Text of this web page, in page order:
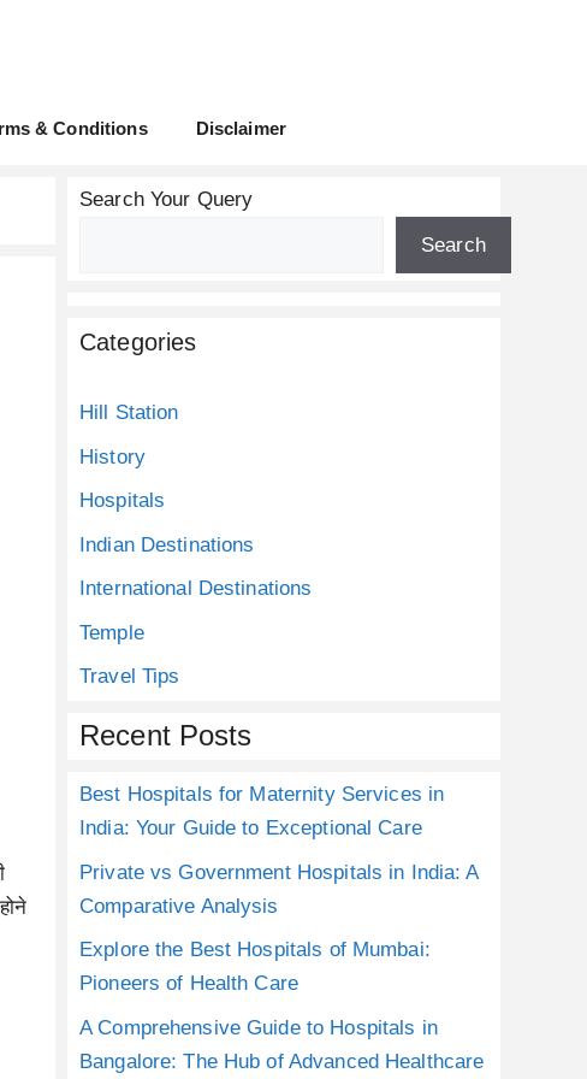
& Conditions Disclaimer
Search Your Query
Search
Categories
Hill Station
History
Hospitals
Indian Destinations
International Destinations
Temple
Travel Tips
Recent Posts
Best Hospitals for Maternity Services in
India: Your Guide to Exceptional Care
Private vs Government Hospitals in India: A
Comparative Analysis
Explore the Best Hospitals of Mumbai:
Pioneers of Health Care
A Comprehensive Guide to Hospitals in
Bangalore: The Hub of Advanced Healthcare